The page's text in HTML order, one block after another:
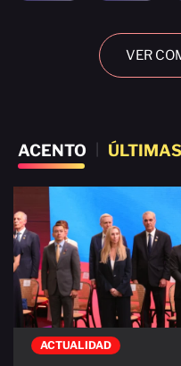
VER
ACENTO
ACTUALIDAD